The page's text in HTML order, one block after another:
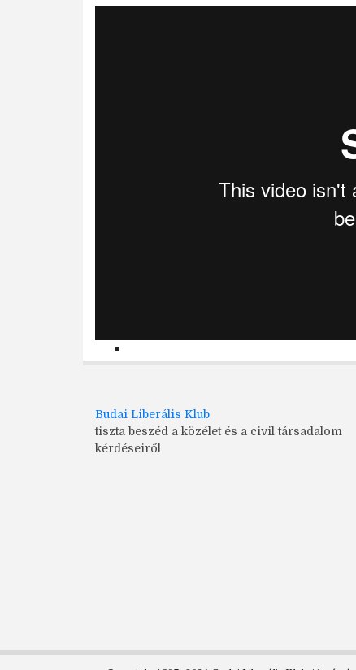
Budai Liberális Klub
tiszta beszéd a közélet és a civil társadalom
kérdéseiről